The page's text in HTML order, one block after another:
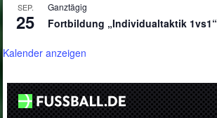
SEP.
25
Ganztägig
Fortbildung „Individualtaktik 1vs1“
Kalender anzeigen